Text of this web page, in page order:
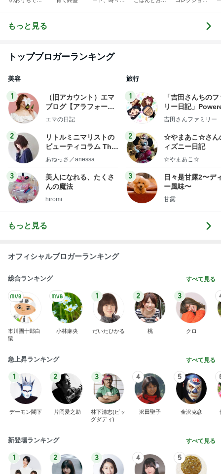
もっと見る
トップブロガーランキング
美容
1
（旧アカウント）エマ
ブログ【アラフォー会
社売却セカンドライ
エマの日記
2
リトルミニマリストの
ビューティコラム The
little minimalist's bea
あねっさ／anessa
3
美人になれる、たくさ
んの魔法
hiromi
旅行
1
「吉田さんちの
リー日記」
y Ameba 吉田さ
ログ
吉田さんファミリー
2
☆やまあこ☆さん
ィズニー日記
☆やまあこ☆
3
日々是甘露2〜デ
ー風味〜
甘露
もっと見る
オフィシャルブロガーランキング
総合ランキング すべて見る
市川團十郎白
猿
小林麻央
1
だいたひかる
2
桃
3
クロ
急上昇ランキング すべて見る
1
デーモン閣下
2
片岡愛之助
3
林下清志(ビッ
グダディ)
4
沢田聖子
5
金沢克彦
新登場ランキング すべて見る
1 2 3 4 5